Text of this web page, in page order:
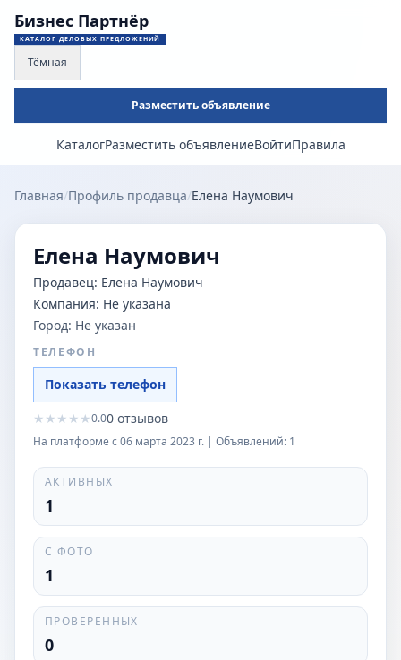
Бизнес Партнёр
КАТАЛОГ ДЕЛОВЫХ ПРЕДЛОЖЕНИЙ
Тёмная
Разместить объявление
КаталогРазместить объявлениеВойтиПравила
Главная/Профиль продавца/Елена Наумович
Елена Наумович
Продавец: Елена Наумович
Компания: Не указана
Город: Не указан
ТЕЛЕФОН
Показать телефон
★ ★ ★ ★ ★0.00 отзывов
На платформе с06 марта 2023 г. | Объявлений: 1
АКТИВНЫХ
1
С ФОТО
1
ПРОВЕРЕННЫХ
0